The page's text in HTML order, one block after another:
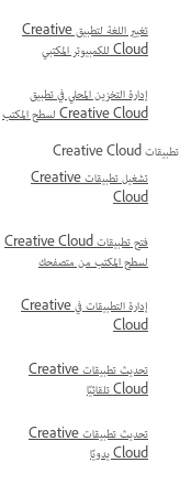
تغيير اللغة لتطبيق Creative
Cloud للكمبيوتر المكتبي
إدارة التخزين المحلي في تطبيق
Creative Cloud لسطح المكتب
تطبيقات Creative Cloud
تشغيل تطبيقات Creative
Cloud
فتح تطبيقات Creative Cloud
لسطح المكتب من متصفحك
إدارة التطبيقات في Creative
Cloud
تحديث تطبيقات Creative
Cloud تلقائيًا
تحديث تطبيقات Creative
Cloud يدويًا